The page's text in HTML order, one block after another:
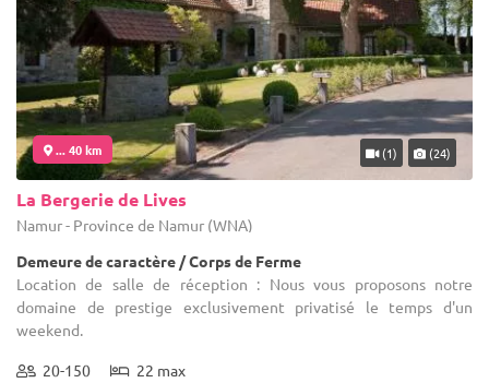
... 40 km (1) (24)
La Bergerie de Lives
Namur - Province de Namur (WNA)
Demeure de caractère / Corps de Ferme
Location de salle de réception : Nous vous proposons notre
domaine de prestige exclusivement privatisé le temps d'un
weekend.
20-150 22 max